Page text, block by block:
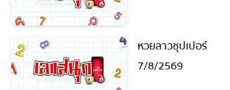
หวยลาวซุปเปอร์
7/8/2569